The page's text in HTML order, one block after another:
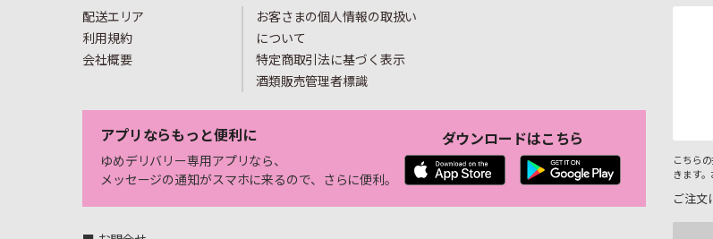
配送エリア
利用規約
会社概要
お客さまの個人情報の取扱い
について
特定商取引法に基づく表示
酒類販売管理者標識
アプリならもっと便利に
ゆめデリバリー専用アプリなら、
メッセージの通知がスマホに来るので、さらに便利。
ダウンロードはこちら
こちら
きます
ご注文